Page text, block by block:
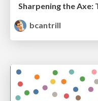
Sharpening the Axe:
bcantrill